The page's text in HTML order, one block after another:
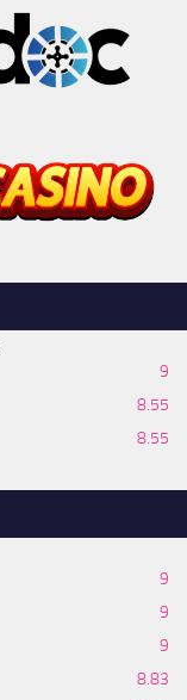
9
8.55
8.55
9
9
9
8.83